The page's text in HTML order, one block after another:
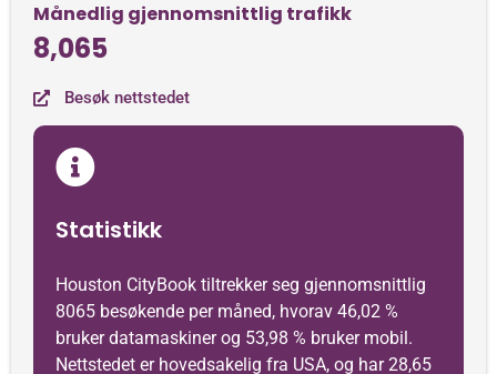
Månedlig gjennomsnittlig trafikk
8,065
Besøk nettstedet
Statistikk
Houston CityBook tiltrekker seg gjennomsnittlig
8065 besøkende per måned, hvorav 46,02 %
bruker datamaskiner og 53,98 % bruker mobil.
Nettstedet er hovedsakelig fra USA, og har 28,65